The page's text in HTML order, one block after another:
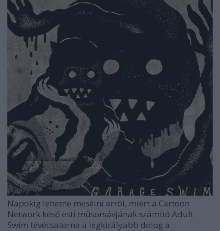
Napokig lehetne mesélni arról, miért a Cartoon
Network késő esti műsorsávjának számító Adult
Swim tévécsatorna a legkirályabb dolog a ...